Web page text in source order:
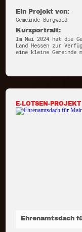
Ein Projekt von:
Gemeinde Burgwald
Kurzportrait:
Im Mai 2024 hat die
Land Hessen zur
eine kleine
E-LOTSEN-PROJEKT
Ehrenamtsdach